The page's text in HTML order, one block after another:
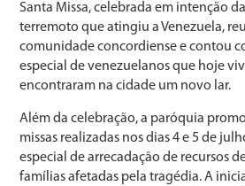
Santa Missa, celebrada em intenção
terremoto que atingiu a Venezuela,
comunidade concordiense e contou
especial de venezuelanos que hoje
encontraram na cidade um novo lar.
Além da celebração, a paróquia
missas realizadas nos dias 4 e 5 de
especial de arrecadação de recursos
famílias afetadas pela tragédia. A